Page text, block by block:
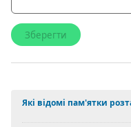
Які відомі пам'ятки